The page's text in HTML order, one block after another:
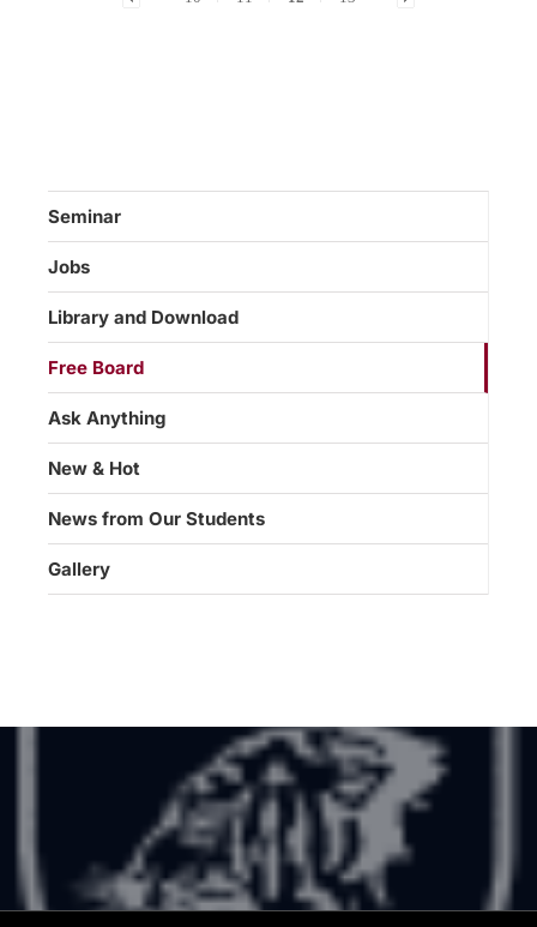
Seminar
Jobs
Library and Download
Free Board
Ask Anything
New & Hot
News from Our Students
Gallery